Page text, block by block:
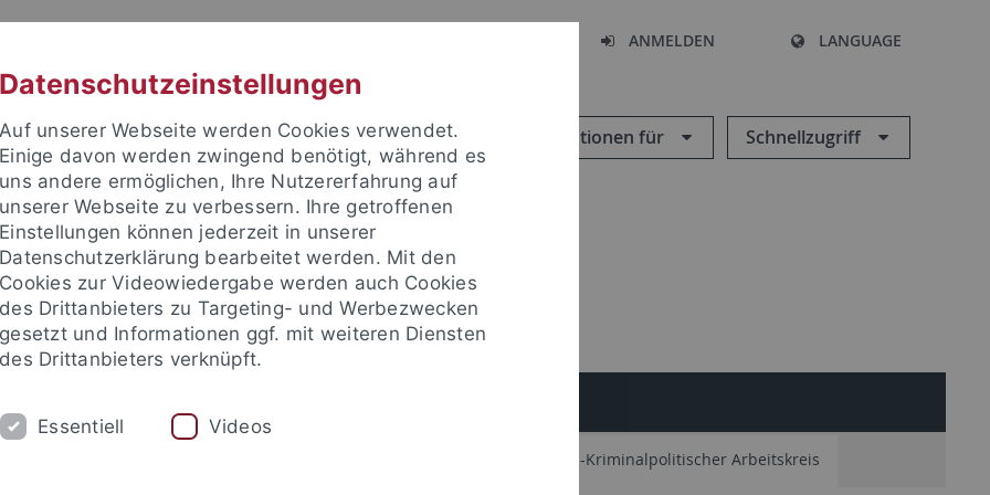
ANMELDEN LANGUAGE
Informationen für Schnellzugriff
Kriminologisch-Kriminalpolitischer Arbeitskreis
Datenschutzeinstellungen
Auf unserer Webseite werden Cookies verwendet.
Einige davon werden zwingend benötigt, während es
uns andere ermöglichen, Ihre Nutzererfahrung auf
unserer Webseite zu verbessern. Ihre getroffenen
Einstellungen können jederzeit in unserer
Datenschutzerklärung bearbeitet werden. Mit den
Cookies zur Videowiedergabe werden auch Cookies
des Drittanbieters zu Targeting- und Werbezwecken
gesetzt und Informationen ggf. mit weiteren Diensten
des Drittanbieters verknüpft.
Essentiell Videos